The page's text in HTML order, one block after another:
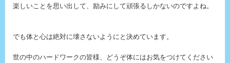
楽しいことを思い出して、励みにして頑張るしかないのですよね。
でも体と心は絶対に壊さないようにと決めています。
世の中のハードワークの皆様、どうぞ体にはお気をつけてください